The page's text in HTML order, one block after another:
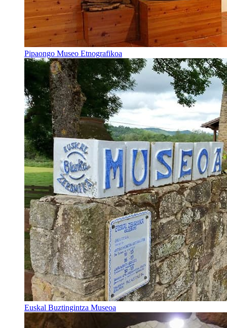
Pipaongo Museo Etnografikoa
Euskal Buztingintza Museoa